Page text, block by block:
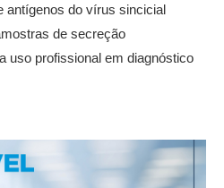
antígenos do vírus sincicial
de secreção
uso profissional em diagnóstico